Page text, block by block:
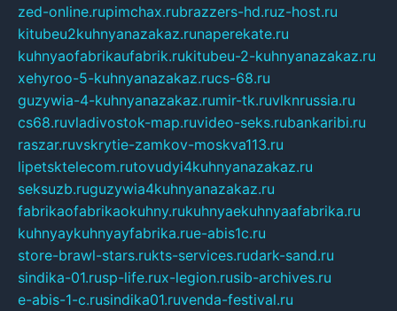
zed-online.rupimchax.rubrazzers-hd.ruz-host.ru
kitubeu2kuhnyanazakaz.runaperekate.ru
kuhnyaofabrikaufabrik.rukitubeu-2-kuhnyanazakaz.ru
xehyroo-5-kuhnyanazakaz.rucs-68.ru
guzywia-4-kuhnyanazakaz.rumir-tk.ruvlknrussia.ru
cs68.ruvladivostok-map.ruvideo-seks.rubankaribi.ru
raszar.ruvskrytie-zamkov-moskva113.ru
lipetsktelecom.rutovudyi4kuhnyanazakaz.ru
seksuzb.ruguzywia4kuhnyanazakaz.ru
fabrikaofabrikaokuhny.rukuhnyaekuhnyaafabrika.ru
kuhnyaykuhnyayfabrika.rue-abis1c.ru
store-brawl-stars.rukts-services.rudark-sand.ru
sindika-01.rusp-life.rux-legion.rusib-archives.ru
e-abis-1-c.rusindika01.ruvenda-festival.ru